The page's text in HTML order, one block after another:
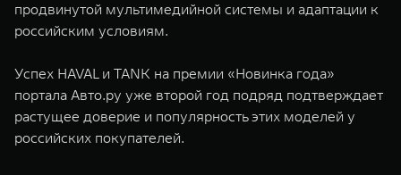
продвинутой мультимедийной системы и адаптации к
российским условиям.
Успех HAVAL и TANK на премии «Новинка года»
портала Авто.ру уже второй год подряд подтверждает
растущее доверие и популярность этих моделей у
российских покупателей.